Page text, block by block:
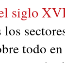
siglo
todo